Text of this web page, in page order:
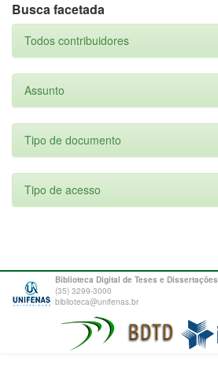
Busca facetada
Todos contribuidores
Assunto
Tipo de documento
Tipo de acesso
Biblioteca Digital de Teses e Dissertações
(35) 3299-3000
biblioteca@unifenas.br